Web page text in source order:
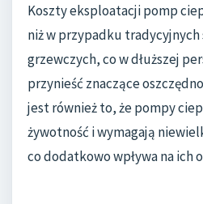
Koszty eksploatacji pomp
niż w przypadku
grzewczych, co w dłuższej
przynieść znaczące
jest również to, że pompy
żywotność i wymagają
co dodatkowo wpływa na ich